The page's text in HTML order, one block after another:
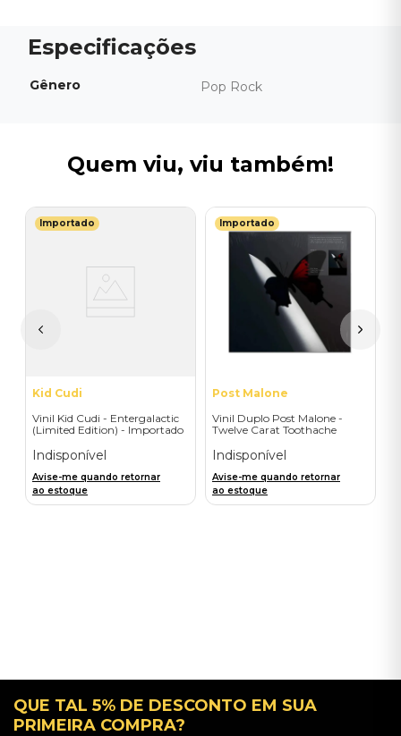
Gênero Pop Rock
Quem viu, viu também!
Importado
Kid Cudi
Vinil Kid Cudi - Entergalactic
(Limited Edition) - Importado
Indisponível
Avise-me quando retornar
ao estoque
Importado
Post Malone
Vinil Duplo Post Malone -
Twelve Carat Toothache
Indisponível
Avise-me quando retornar
ao estoque
QUE TAL 5% DE DESCONTO EM SUA
PRIMEIRA COMPRA?